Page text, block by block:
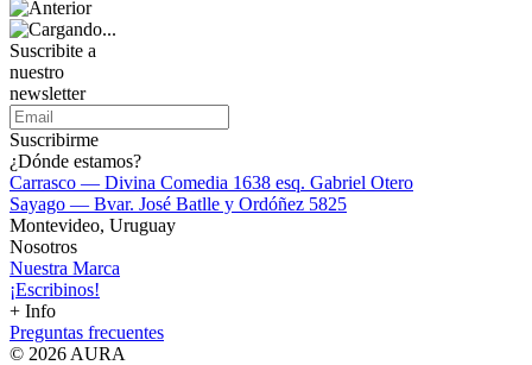
Suscribite a
nuestro
newsletter
Suscribirme
¿Dónde estamos?
Carrasco — Divina Comedia 1638 esq. Gabriel Otero
Sayago — Bvar. José Batlle y Ordóñez 5825
Montevideo, Uruguay
Nosotros
Nuestra Marca
¡Escribinos!
+ Info
Preguntas frecuentes
© 2026 AURA